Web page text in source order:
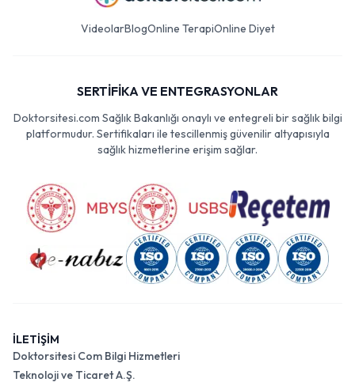
VideolarBlogOnline TerapiOnline Diyet
SERTİFİKA VE ENTEGRASYONLAR
Doktorsitesi.com Sağlık Bakanlığı onaylı ve entegreli bir sağlık bilgi
platformudur. Sertifikaları ile tescillenmiş güvenilir altyapısıyla
sağlık hizmetlerine erişim sağlar.
İLETİŞİM
Doktorsitesi Com Bilgi Hizmetleri
Teknoloji ve Ticaret A.Ş.